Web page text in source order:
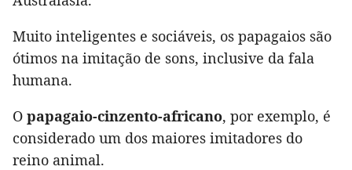
Muito inteligentes e sociáveis, os papagaios são
ótimos na imitação de sons, inclusive da fala
humana.
O papagaio-cinzento-africano, por exemplo, é
considerado um dos maiores imitadores do
reino animal.